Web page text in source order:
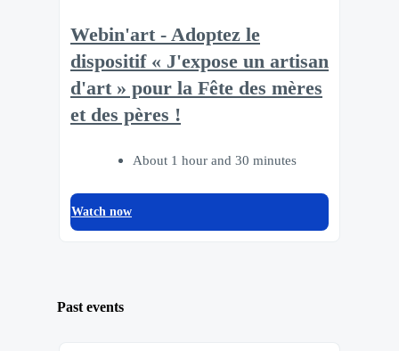
Webin'art - Adoptez le
dispositif « J'expose un artisan
d'art » pour la Fête des mères
et des pères !
About 1 hour and 30 minutes
Watch now
Past events